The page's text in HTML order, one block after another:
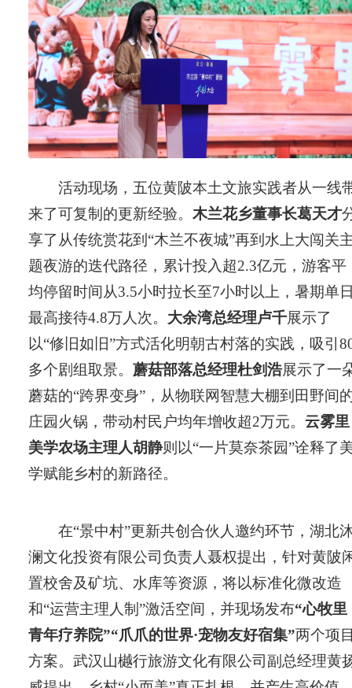
活动现场，五位黄陂本土文旅实践者从一线
来了可复制的更新经验。 木兰花乡董事长葛天才
享了从传统赏花到“木兰不夜城”再到水上大闯关
题夜游的迭代路径，累计投入超2.3亿元，游客平
均停留时间从3.5小时拉长至7小时以上，暑期单
最高接待4.8万人次。 大余湾总经理卢千展示了
以“修旧如旧”方式活化明朝古村落的实践，吸引
多个剧组取景。 蘑菇部落总经理杜剑浩展示了一
蘑菇的“跨界变身”，从物联网智慧大棚到田野间
庄园火锅，带动村民户均年增收超2万元。 云雾里
美学农场主理人胡静则以“一片莫奈茶园”诠释了
学赋能乡村的新路径。
在“景中村”更新共创合伙人邀约环节，湖北
澜文化投资有限公司负责人聂权提出，针对黄陂
置校舍及矿坑、水库等资源，将以标准化微改造
和“运营主理人制”激活空间，并现场发布“心牧里
青年疗养院”“爪爪的世界·宠物友好宿集”两个项
方案。武汉山樾行旅游文化有限公司副总经理黄